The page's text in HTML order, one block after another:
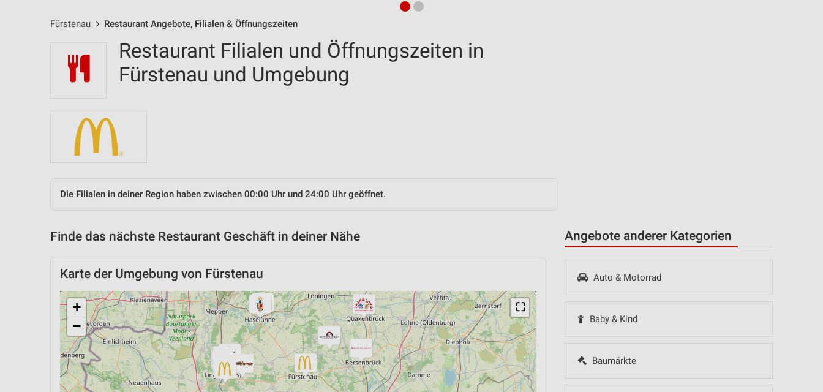
Fürstenau Restaurant Angebote, Filialen & Öffnungszeiten
Angebote anderer Kategorien
Auto & Motorrad
Baby & Kind
Baumärkte
Restaurant Filialen und Öffnungszeiten in
Fürstenau und Umgebung
Die Filialen in deiner Region haben zwischen 00:00 Uhr und 24:00 Uhr geöffnet.
Finde das nächste Restaurant Geschäft in deiner Nähe
Karte der Umgebung von Fürstenau
⛶
+
−